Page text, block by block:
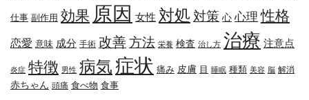
仕事 副作用 効果 原因 女性 対処 対策 心 心理 性格
恋愛 意味 成分 手術 改善方法 栄養 検査 治し方 治療 注意点
炎症 特徴 男性 病気症状 痛み 皮膚 目 睡眠 種類 美容 脳 解消
赤ちゃん 頭痛 食べ物 食事